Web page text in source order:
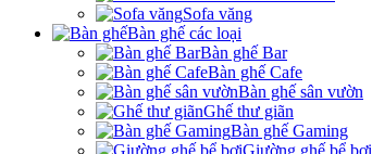
Sofa văng
Bàn ghế các loại
Bàn ghế Bar
Bàn ghế Cafe
Bàn ghế sân vườn
Ghế thư giãn
Bàn ghế Gaming